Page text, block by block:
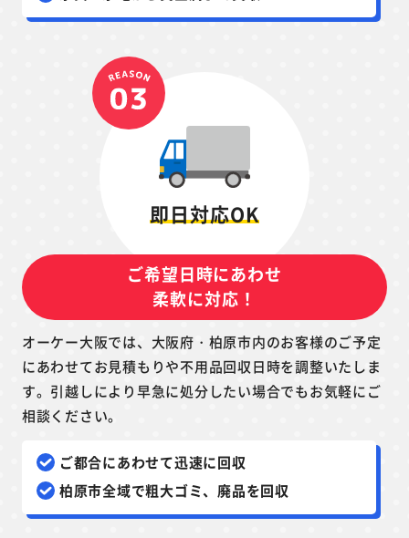
即日対応OK
ご希望日時にあわせ
柔軟に対応！
オーケー大阪では、大阪府・柏原市内のお客様のご予定
にあわせてお見積もりや不用品回収日時を調整いたしま
す。引越しにより早急に処分したい場合でもお気軽にご
相談ください。
ご都合にあわせて迅速に回収
柏原市全域で粗大ゴミ、廃品を回収